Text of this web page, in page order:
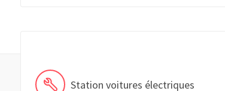
Station voitures électriques